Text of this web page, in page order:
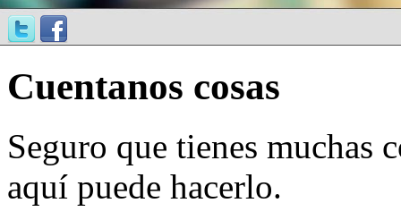
Cuentanos cosas
Seguro que tienes muchas
aquí puede hacerlo.